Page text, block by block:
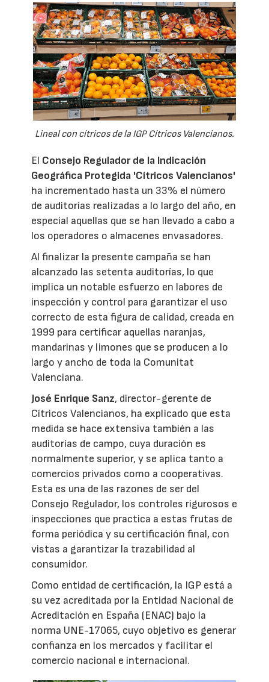
Lineal con cítricos de la IGP Cítricos Valencianos.
El Consejo Regulador de la Indicación
Geográfica Protegida 'Cítricos Valencianos'
ha incrementado hasta un 33% el número
de auditorías realizadas a lo largo del año, en
especial aquellas que se han llevado a cabo a
los operadores o almacenes envasadores.
Al finalizar la presente campaña se han
alcanzado las setenta auditorías, lo que
implica un notable esfuerzo en labores de
inspección y control para garantizar el uso
correcto de esta figura de calidad, creada en
1999 para certificar aquellas naranjas,
mandarinas y limones que se producen a lo
largo y ancho de toda la Comunitat
Valenciana.
José Enrique Sanz, director-gerente de
Cítricos Valencianos, ha explicado que esta
medida se hace extensiva también a las
auditorías de campo, cuya duración es
normalmente superior, y se aplica tanto a
comercios privados como a cooperativas.
Esta es una de las razones de ser del
Consejo Regulador, los controles rigurosos e
inspecciones que practica a estas frutas de
forma periódica y su certificación final, con
vistas a garantizar la trazabilidad al
consumidor.
Como entidad de certificación, la IGP está a
su vez acreditada por la Entidad Nacional de
Acreditación en España (ENAC) bajo la
norma UNE-17065, cuyo objetivo es generar
confianza en los mercados y facilitar el
comercio nacional e internacional.